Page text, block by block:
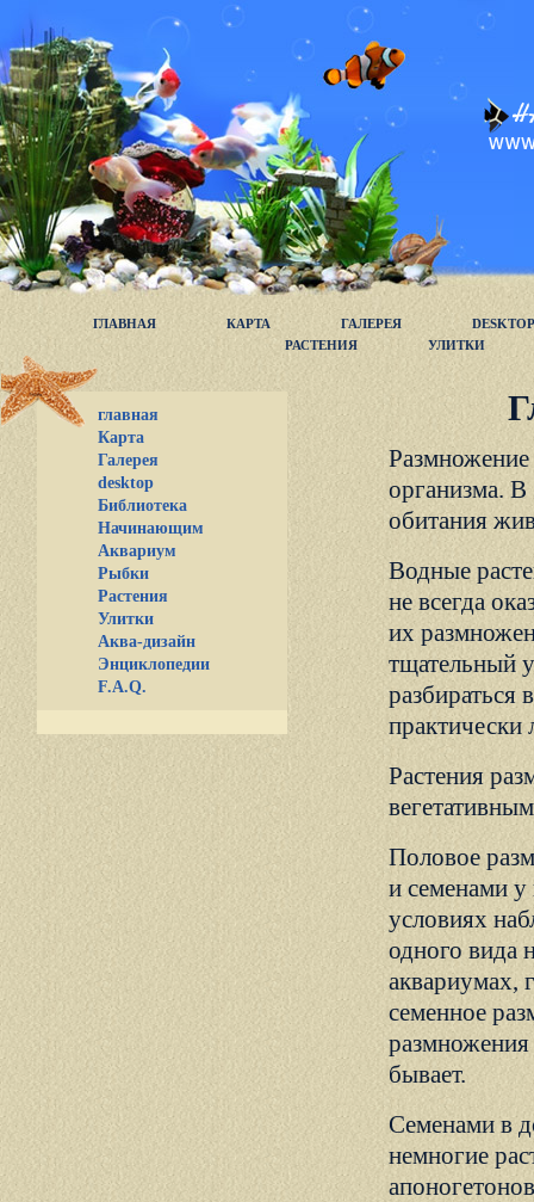
ГЛАВНАЯ КАРТА ГАЛЕРЕЯ
DESKTOP
РАСТЕНИЯ
УЛИТКИ
главная
Карта
Галерея
desktop
Библиотека
Начинающим
Аквариум
Рыбки
Растения
Улитки
Аква-дизайн
Энциклопедии
F.A.Q.
организма. В
обитания
Водные
не всегда
их
тщательный
разбираться
практически
Растения
Половое
и семенами
условиях
одного вида
аквариумах,
семенное
размножения
бывает.
Семенами в
немногие